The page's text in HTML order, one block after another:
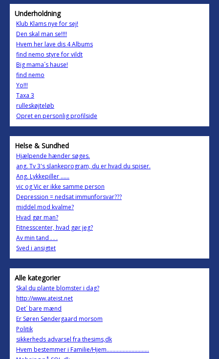
Underholdning
Klub Klams nye for sej!
Den skal man se!!!!
Hvem her lave dis 4 Albums
find nemo styre for vildt
Big mama´s hause!
find nemo
Yo!!!
Taxa 3
rulleskøjteløb
Opret en personlig profilside
Helse & Sundhed
Hjælpende hænder søges.
ang. Tv 3's slankeprogram, du er hvad du spiser.
Ang. Lykkepiller ......
vic og Vic er ikke samme person
Depression = nedsat immunforsvar???
middel mod kvalme?
Hvad gør man?
Fitnesscenter, hvad gør jeg?
Av min tand . . .
Sved i ansigtet
Alle kategorier
Skal du plante blomster i dag?
http://www.ateist.net
Det´ bare mænd
Er Søren Søndergaard morsom
Politik
sikkerheds advarsel fra thesims,dk
Hvem bestemmer i Familie/Hjem.............................